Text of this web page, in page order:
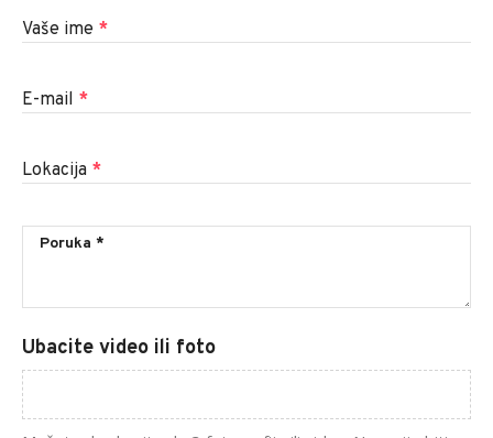
Vaše ime *
E-mail *
Lokacija *
Ubacite video ili foto